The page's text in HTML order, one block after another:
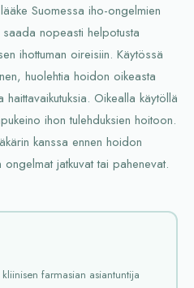
Suomessa iho-ongelmien
nopeasti helpotusta
ihottuman oireisiin. Käytössä
huolehtia hoidon oikeasta
Oikealla käytöllä
ihon tulehduksien hoitoon.
kanssa ennen hoidon
jatkuvat tai pahenevat.
farmasian asiantuntija